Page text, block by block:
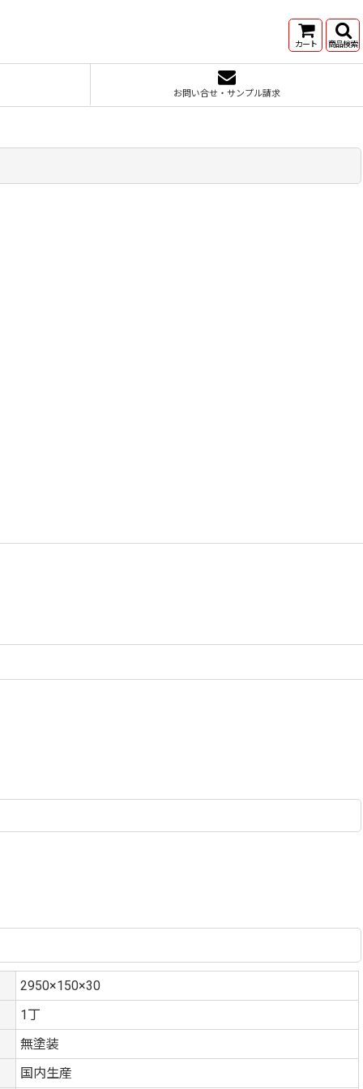
カート 商品検索
お問い合せ・サンプル請求
2950×150×30
1丁
無塗装
国内生産